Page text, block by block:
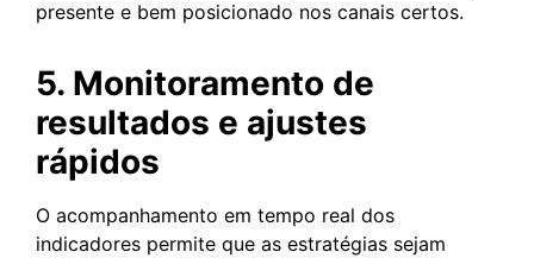
presente e bem posicionado nos canais certos.
5. Monitoramento de
resultados e ajustes
rápidos
O acompanhamento em tempo real dos
indicadores permite que as estratégias sejam